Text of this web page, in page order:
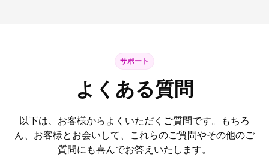
サポート
よくある質問
以下は、お客様からよくいただくご質問です。もちろ
ん、お客様とお会いして、これらのご質問やその他のご
質問にも喜んでお答えいたします。